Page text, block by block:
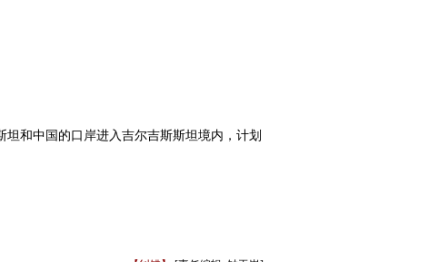
和中国的口岸进入吉尔吉斯斯坦境内，计划